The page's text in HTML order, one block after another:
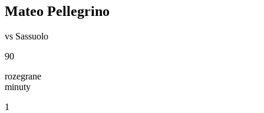
Mateo Pellegrino
vs Sassuolo
90
rozegrane
minuty
1